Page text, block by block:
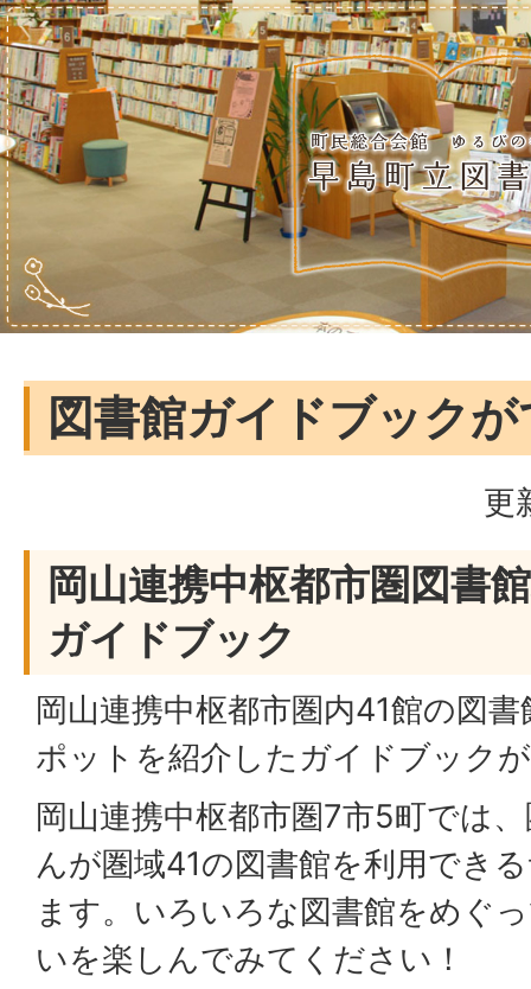
図書館ガイドブック
更
岡山連携中枢都市圏図書
ガイドブック
岡山連携中枢都市圏内41館の図
ポットを紹介したガイドブック
岡山連携中枢都市圏7市5町では
んが圏域41の図書館を利用でき
ます。いろいろな図書館をめぐ
いを楽しんでみてください！